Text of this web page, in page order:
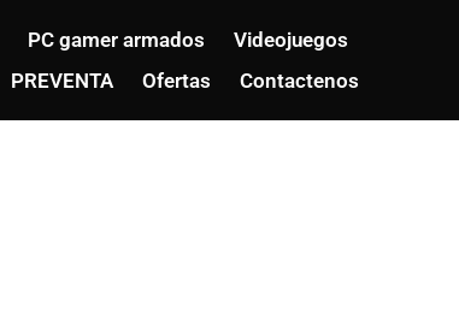
PC gamer armados
Videojuegos
PREVENTA Ofertas Contactenos